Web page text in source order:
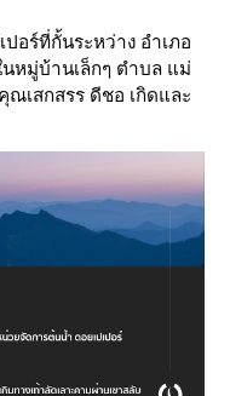
อร์ที่กั้นระหว่าง อำเภอ
นหมู่บ้านเล็กๆ ตำบล แม่
ณเสกสรร ดีชอ เกิดและ